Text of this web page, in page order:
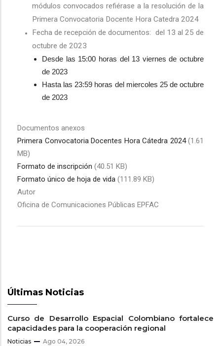
módulos convocados refiérase a la resolución de la
Primera Convocatoria Docente Hora Catedra 2024
Fecha de recepción de documentos: del 13 al 25 de
octubre de 2023
Desde las 15:00 horas del 13 viernes de octubre
de 2023
Hasta las 23:59 horas del miercoles 25 de octubre
de 2023
Documentos anexos
Primera Convocatoria Docentes Hora Cátedra 2024 (1.61
MB)
Formato de inscripción (40.51 KB)
Formato único de hoja de vida (111.89 KB)
Autor
Oficina de Comunicaciones Públicas EPFAC
Últimas Noticias
Curso de Desarrollo Espacial Colombiano fortalece
capacidades para la cooperación regional
Noticias Ago 04, 2026